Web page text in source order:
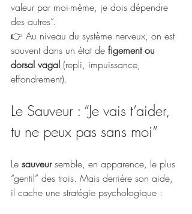
valeur par moi-même, je dois dépendre
des autres”.
👉 Au niveau du système nerveux, on est
souvent dans un état de figement ou
dorsal vagal (repli, impuissance,
effondrement).
Le Sauveur : “Je vais t’aider,
tu ne peux pas sans moi”
Le sauveur semble, en apparence, le plus
“gentil” des trois. Mais derrière son aide,
il cache une stratégie psychologique :